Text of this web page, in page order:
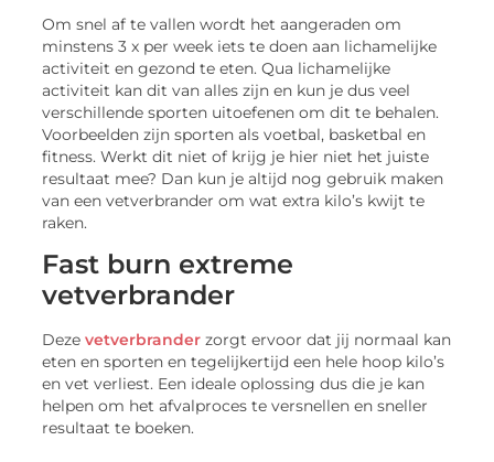
Om snel af te vallen wordt het aangeraden om
minstens 3 x per week iets te doen aan lichamelijke
activiteit en gezond te eten. Qua lichamelijke
activiteit kan dit van alles zijn en kun je dus veel
verschillende sporten uitoefenen om dit te behalen.
Voorbeelden zijn sporten als voetbal, basketbal en
fitness. Werkt dit niet of krijg je hier niet het juiste
resultaat mee? Dan kun je altijd nog gebruik maken
van een vetverbrander om wat extra kilo’s kwijt te
raken.
Fast burn extreme
vetverbrander
Dezevetverbranderzorgt ervoor dat jij normaal kan
eten en sporten en tegelijkertijd een hele hoop kilo’s
en vet verliest. Een ideale oplossing dus die je kan
helpen om het afvalproces te versnellen en sneller
resultaat te boeken.